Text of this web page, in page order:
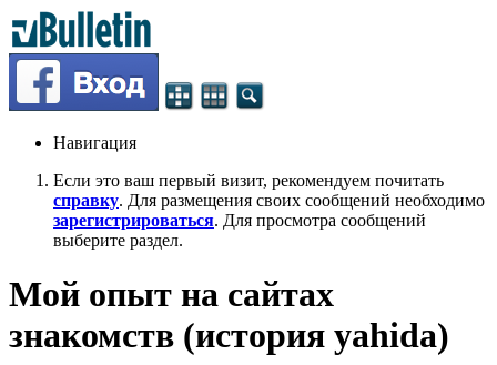
Навигация
Если это ваш первый визит, рекомендуем почитать
справку. Для размещения своих сообщений необходимо
зарегистрироваться. Для просмотра сообщений
выберите раздел.
Мой опыт на сайтах
знакомств (история yahida)